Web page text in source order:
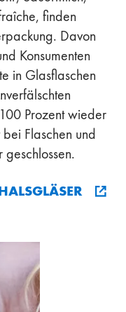
finden
Davon
Konsumenten
in Glasflaschen
Prozent wieder
Flaschen und